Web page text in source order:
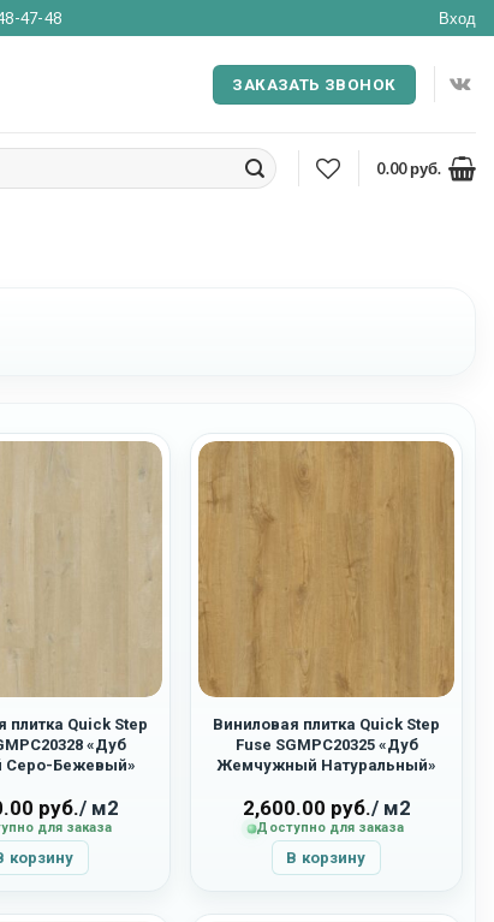
47-48 Вход
ЗАКАЗАТЬ ЗВОНОК
0.00руб.
плитка Quick Step
«Дуб
Серо-Бежевый»
руб./ м2
для заказа
корзину
Виниловая плитка Quick Step
Fuse SGMPC20325 «Дуб
Жемчужный Натуральный»
2,600.00 руб./ м2
Доступно для заказа
В корзину